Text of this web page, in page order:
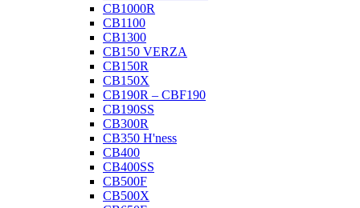
CB1000R
CB1100
CB1300
CB150 VERZA
CB150R
CB150X
CB190R – CBF190
CB190SS
CB300R
CB350 H'ness
CB400
CB400SS
CB500F
CB500X